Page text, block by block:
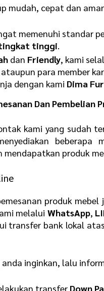
mudah, cepat dan
memenuhi standar
tinggi.
dan Friendly, kami
para member
dengan kami Dima
Dan Pembelian
kami yang sudah
beberapa
produk
produk
melalui WhatsApp,
transfer bank lokal
inginkan, lalu
transfer Down